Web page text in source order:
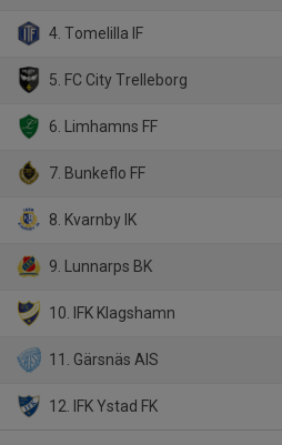
4. Tomelilla IF
5. FC City Trelleborg
6. Limhamns FF
7. Bunkeflo FF
8. Kvarnby IK
9. Lunnarps BK
10. IFK Klagshamn
11. Gärsnäs AIS
12. IFK Ystad FK